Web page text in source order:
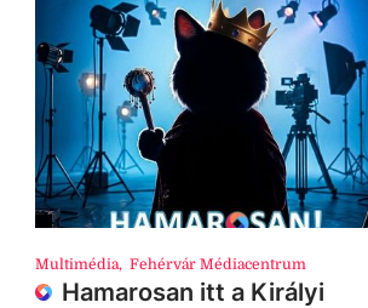
Multimédia, Fehérvár Médiacentrum
Hamarosan itt a Királyi